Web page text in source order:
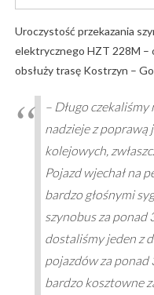
Uroczystość przekazania
elektrycznego HZT 228M –
obsłuży trasę Kostrzyn –
– Długo
nadzieje z poprawą
kolejowych,
Pojazd wjechał na
bardzo głośnymi
szynobus za ponad
dostaliśmy jeden z
pojazdów za ponad
bardzo kosztowne